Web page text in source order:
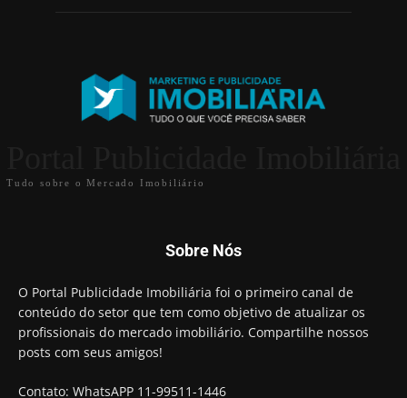
Tudo sobre o Mercado Imobiliário
Sobre Nós
O Portal Publicidade Imobiliária foi o primeiro canal de
conteúdo do setor que tem como objetivo de atualizar os
profissionais do mercado imobiliário. Compartilhe nossos
posts com seus amigos!
Contato: WhatsAPP 11-99511-1446